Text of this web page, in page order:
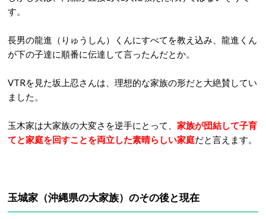
す。
長男の龍進（りゅうしん）くんにすべてを教え込み、龍進くん
が下の子達に順番に伝達して言ったんだとか。
VTRを見た坂上忍さんは、理想的な家族の形だと大絶賛してい
ました。
玉木家は大家族の大変さを逆手にとって、 家族が団結して子育
てと家庭を回すことを両立した素晴らしい家庭だと言えます。
玉城家 （沖縄県の大家族）のその後と現在